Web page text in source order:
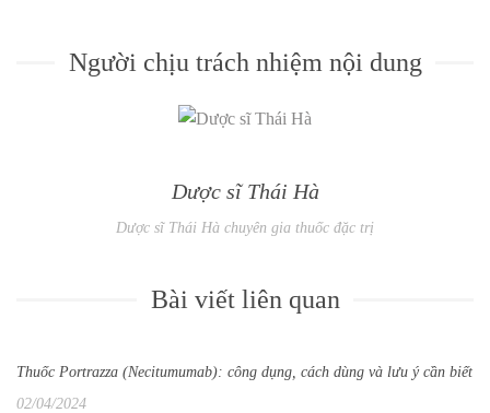
Người chịu trách nhiệm nội dung
Dược sĩ Thái Hà
Dược sĩ Thái Hà chuyên gia thuốc đặc trị
Bài viết liên quan
Thuốc Portrazza (Necitumumab): công dụng, cách dùng và lưu ý cần biết
02/04/2024